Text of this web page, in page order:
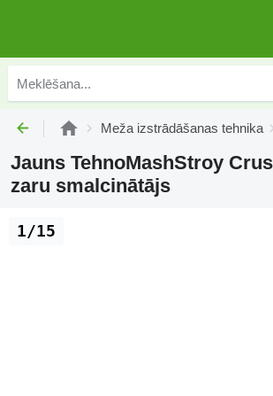
Meža izstrādāšanas tehnika
Jauns TehnoMashStroy
zaru smalcinātājs
1/15